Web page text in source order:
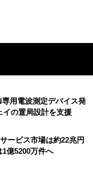
用電波測定デバイス発
の置局設計を支援
ービス市場は約22兆円
億5200万件へ